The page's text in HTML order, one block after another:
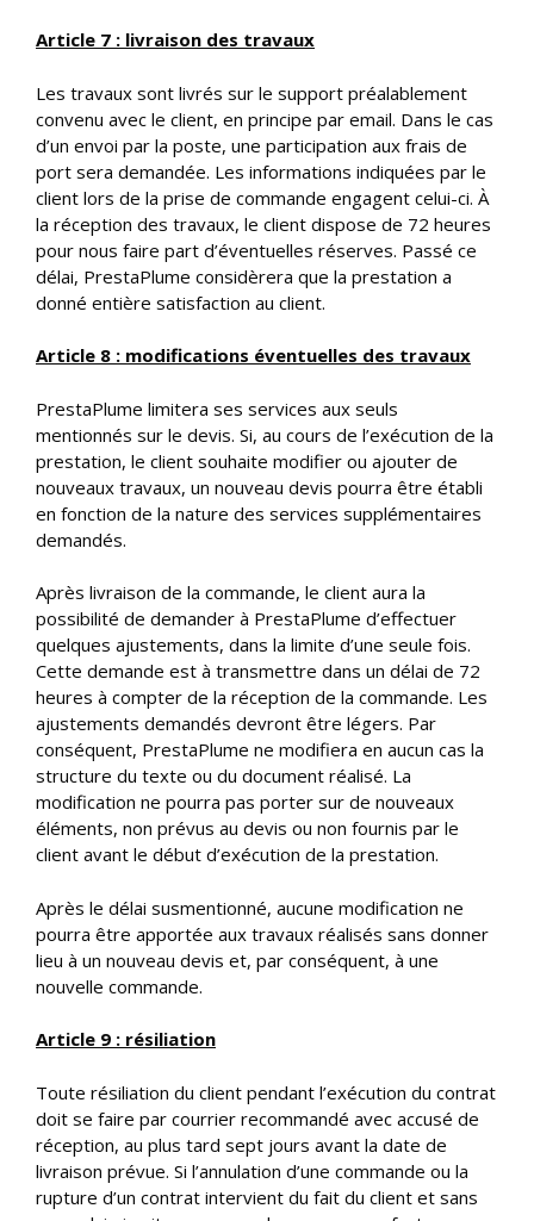
Article 7 : livraison des travaux
Les travaux sont livrés sur le support préalablement
convenu avec le client, en principe par email. Dans le cas
d’un envoi par la poste, une participation aux frais de
port sera demandée. Les informations indiquées par le
client lors de la prise de commande engagent celui-ci. À
la réception des travaux, le client dispose de 72 heures
pour nous faire part d’éventuelles réserves. Passé ce
délai, PrestaPlume considèrera que la prestation a
donné entière satisfaction au client.
Article 8 : modifications éventuelles des travaux
PrestaPlume limitera ses services aux seuls
mentionnés sur le devis. Si, au cours de l’exécution de la
prestation, le client souhaite modifier ou ajouter de
nouveaux travaux, un nouveau devis pourra être établi
en fonction de la nature des services supplémentaires
demandés.
Après livraison de la commande, le client aura la
possibilité de demander à PrestaPlume d’effectuer
quelques ajustements, dans la limite d’une seule fois.
Cette demande est à transmettre dans un délai de 72
heures à compter de la réception de la commande. Les
ajustements demandés devront être légers. Par
conséquent, PrestaPlume ne modifiera en aucun cas la
structure du texte ou du document réalisé. La
modification ne pourra pas porter sur de nouveaux
éléments, non prévus au devis ou non fournis par le
client avant le début d’exécution de la prestation.
Après le délai susmentionné, aucune modification ne
pourra être apportée aux travaux réalisés sans donner
lieu à un nouveau devis et, par conséquent, à une
nouvelle commande.
Article 9 : résiliation
Toute résiliation du client pendant l’exécution du contrat
doit se faire par courrier recommandé avec accusé de
réception, au plus tard sept jours avant la date de
livraison prévue. Si l’annulation d’une commande ou la
rupture d’un contrat intervient du fait du client et sans